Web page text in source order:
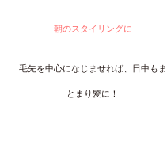
朝のスタイリングに
毛先を中心になじませれば、日中もま
とまり髪に！